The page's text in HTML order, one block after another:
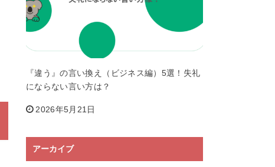
『違う』の言い換え（ビジネス編）5選！失礼
にならない言い方は？
2026年5月21日
アーカイブ